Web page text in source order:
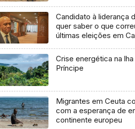
Candidato à liderança
quer saber o que
últimas eleições em
Crise energética na
Príncipe
Migrantes em Ceuta
com a esperança de
continente europeu